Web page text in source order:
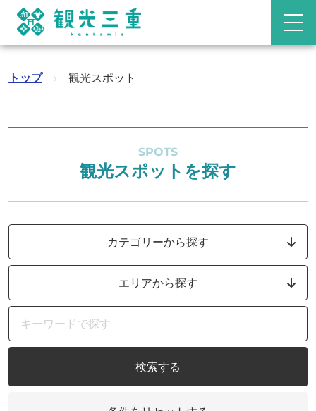
トップ › 観光スポット
SPOTS
観光スポットを探す
カテゴリーから探す
エリアから探す
検索する